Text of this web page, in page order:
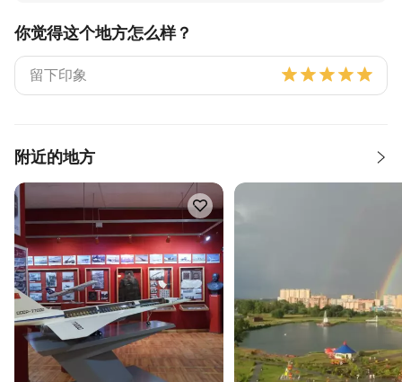
你觉得这个地方怎么样？
附近的地方